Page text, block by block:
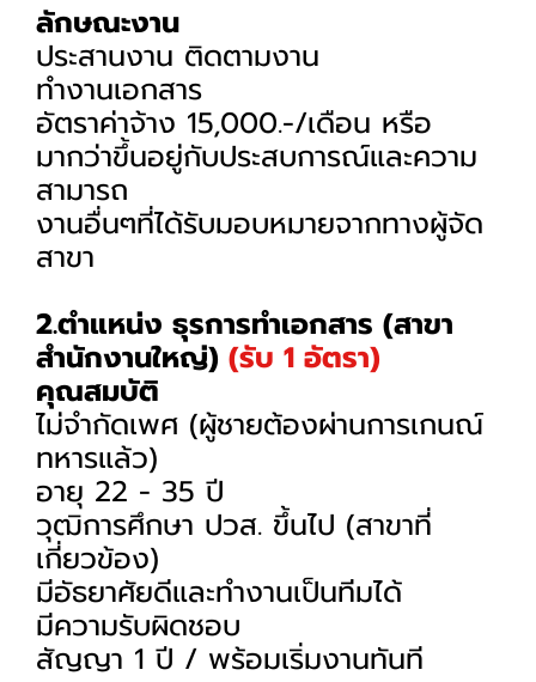
ลักษณะงาน
ประสานงาน ติดตามงาน
ทำงานเอกสาร
อัตราค่าจ้าง 15,000.-/เดือน หรือ
มากว่าขึ้นอยู่กับประสบการณ์และความ
สามารถ
งานอื่นๆที่ได้รับมอบหมายจากทางผู้จัด
สาขา
2.ตำแหน่ง ธุรการทำเอกสาร (สาขา
สำนักงานใหญ่) (รับ 1 อัตรา)
คุณสมบัติ
ไม่จำกัดเพศ (ผู้ชายต้องผ่านการเกนณ์
ทหารแล้ว)
อายุ 22 - 35 ปี
วุฒิการศึกษา ปวส. ขึ้นไป (สาขาที่
เกี่ยวข้อง)
มีอัธยาศัยดีและทำงานเป็นทีมได้
มีความรับผิดชอบ
สัญญา 1 ปี / พร้อมเริ่มงานทันที